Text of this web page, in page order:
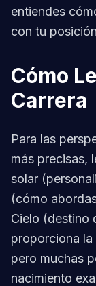
entiendes
con tu
Cómo
Carrera
Para las
más precisas,
solar
(cómo
Cielo (destino
proporciona la
pero muchas
nacimiento